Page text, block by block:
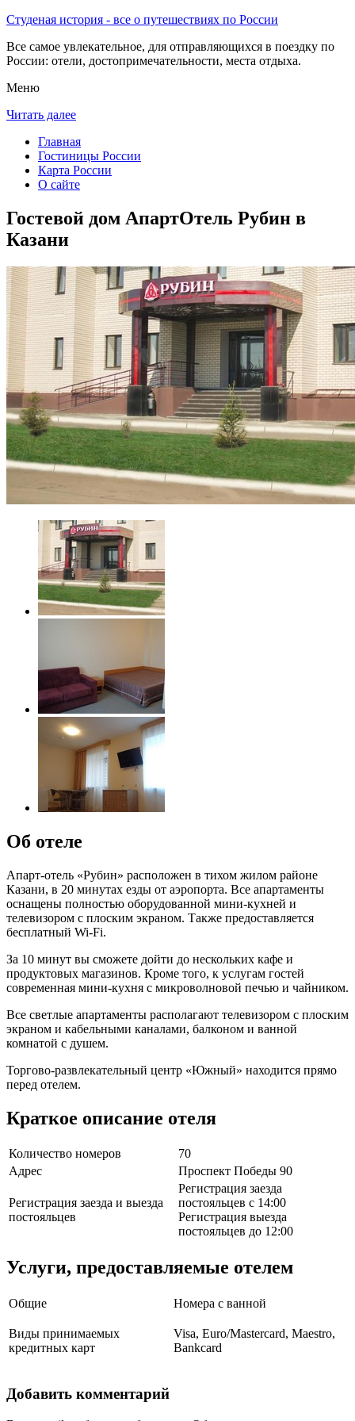
Студеная история - все о путешествиях по России
Все самое увлекательное, для отправляющихся в поездку по
России: отели, достопримечательности, места отдыха.
Меню
Читать далее
Главная
Гостиницы России
Карта России
О сайте
Гостевой дом АпартОтель Рубин в
Казани
Об отеле
Апарт-отель «Рубин» расположен в тихом жилом районе
Казани, в 20 минутах езды от аэропорта. Все апартаменты
оснащены полностью оборудованной мини-кухней и
телевизором с плоским экраном. Также предоставляется
бесплатный Wi-Fi.
За 10 минут вы сможете дойти до нескольких кафе и
продуктовых магазинов. Кроме того, к услугам гостей
современная мини-кухня с микроволновой печью и чайником.
Все светлые апартаменты располагают телевизором с плоским
экраном и кабельными каналами, балконом и ванной
комнатой с душем.
Торгово-развлекательный центр «Южный» находится прямо
перед отелем.
Краткое описание отеля
Количество номеров
70
Адрес
Проспект Победы 90
Регистрация заезда и выезда
постояльцев
Регистрация заезда
постояльцев с 14:00
Регистрация выезда
постояльцев до 12:00
Услуги, предоставляемые отелем
Общие Номера с ванной
Виды принимаемых
кредитных карт
Visa, Euro/Mastercard, Maestro,
Bankcard
Добавить комментарий